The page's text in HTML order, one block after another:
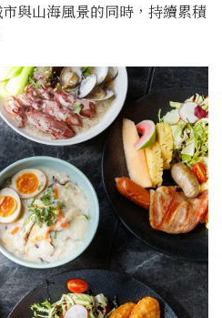
與山海風景的同時，持續累積